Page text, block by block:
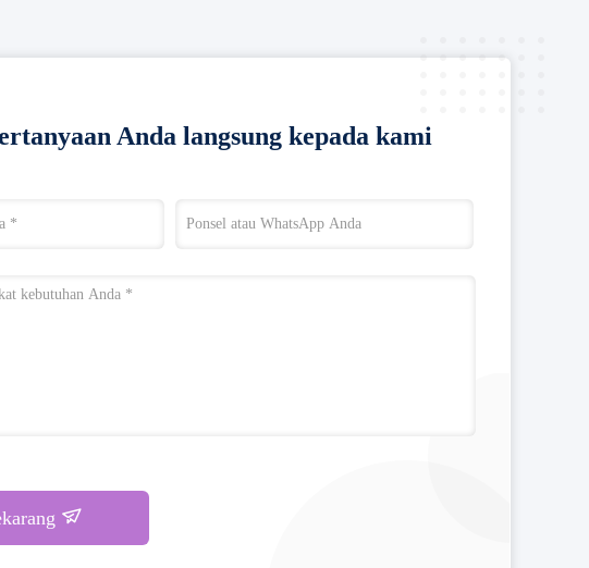
Anda langsung kepada kami